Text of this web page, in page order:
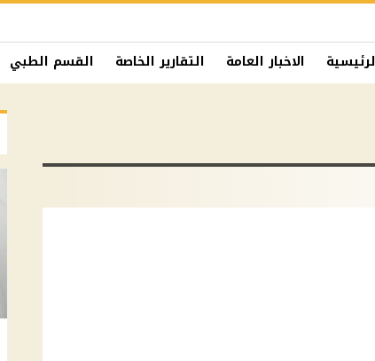
الاخبار العامة التقارير الخاصة القسم الطبي